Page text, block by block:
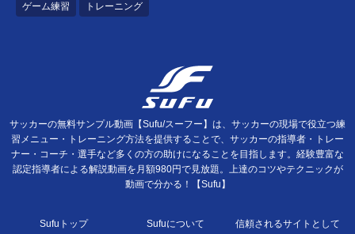
ゲーム練習 トレーニング
サッカーの無料サンプル動画【Sufu/スーフー】は、サッカーの現場で役立つ練
習メニュー・トレーニング方法を提供することで、サッカーの指導者・トレー
ナー・コーチ・選手など多くの方の助けになることを目指します。経験豊富な
認定指導者による解説動画を月額980円で見放題。上達のコツやテクニックが
動画で分かる！【Sufu】
Sufuトップ Sufuについて 信頼されるサイトとして